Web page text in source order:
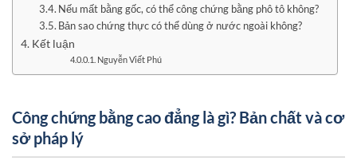
Nếu mất bằng gốc, có thể công chứng bằng phô tô không?
Bản sao chứng thực có thể dùng ở nước ngoài không?
Kết luận
Nguyễn Viết Phú
Công chứng bằng cao đẳng là gì? Bản chất và cơ
sở pháp lý